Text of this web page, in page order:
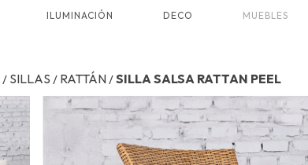
ILUMINACIÓN DECO MUEBLES
/ SILLAS / RATTÁN/SILLA SALSA RATTAN PEEL